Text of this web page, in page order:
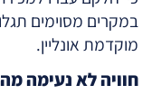
במקרים מסוימים
מוקדמת אונליין.
חוויה לא נעימה